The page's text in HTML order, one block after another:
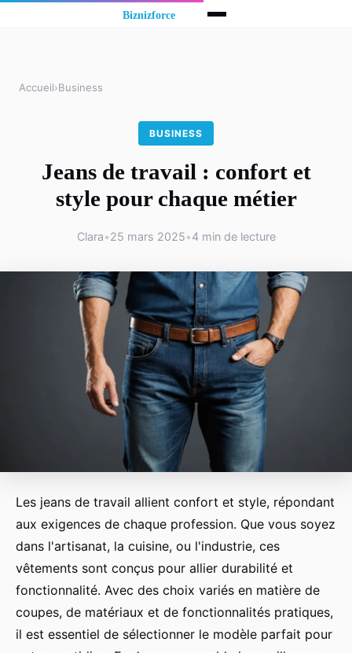
Accueil›Business
BUSINESS
Jeans de travail : confort et
style pour chaque métier
Clara•25 mars 2025•4 min de lecture
Les jeans de travail allient confort et style, répondant
aux exigences de chaque profession. Que vous soyez
dans l'artisanat, la cuisine, ou l'industrie, ces
vêtements sont conçus pour allier durabilité et
fonctionnalité. Avec des choix variés en matière de
coupes, de matériaux et de fonctionnalités pratiques,
il est essentiel de sélectionner le modèle parfait pour